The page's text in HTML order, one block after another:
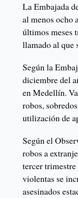
La Embajada
al menos ocho
últimos meses
llamado al que
Según la
diciembre del
en Medellín.
robos,
utilización de
Según el
robos a
tercer
violentas se
asesinados